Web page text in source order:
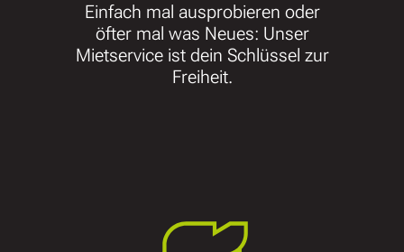
Einfach mal ausprobieren oder
öfter mal was Neues: Unser
Mietservice ist dein Schlüssel zur
Freiheit.